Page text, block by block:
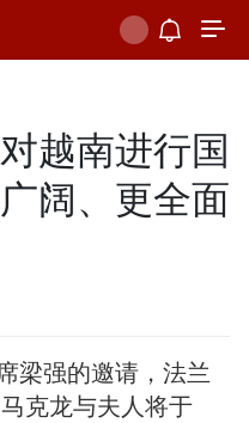
越南进行国
阔、更全面
梁强的邀请，法兰
克龙与夫人将于